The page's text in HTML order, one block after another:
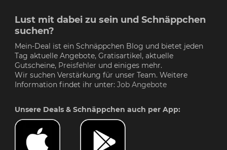
Lust mit dabei zu sein und Schnäppchen
suchen?
Mein-Deal ist ein Schnäppchen Blog und bietet jeden
Tag aktuelle Angebote, Gratisartikel, aktuelle
Gutscheine, Preisfehler und einiges mehr.
Wir suchen Verstärkung für unser Team. Weitere
Information findet ihr unter: Job Angebote
Unsere Deals & Schnäppchen auch per App: